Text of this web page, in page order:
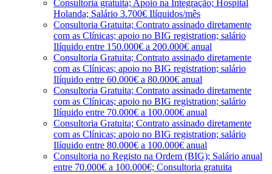
Consultoria gratuita; Apoio na Integração; Hospital
Holanda; Salário 3.700€ Ilíquidos/mês
Consultoria Gratuita; Contrato assinado diretamente
com as Clínicas; apoio no BIG registration; salário
Ilíquido entre 150.000€ a 200.000€ anual
Consultoria Gratuita; Contrato assinado diretamente
com as Clínicas; apoio no BIG registration; salário
Ilíquido entre 60.000€ a 80.000€ anual
Consultoria Gratuita; Contrato assinado diretamente
com as Clínicas; apoio no BIG registration; salário
Ilíquido entre 70.000€ a 100.000€ anual
Consultoria Gratuita; Contrato assinado diretamente
com as Clínicas; apoio no BIG registration; salário
Ilíquido entre 80.000€ a 100.000€ anual
Consultoria no Registo na Ordem (BIG); Salário anual
entre 70.000€ a 100.000€; Consultoria gratuita